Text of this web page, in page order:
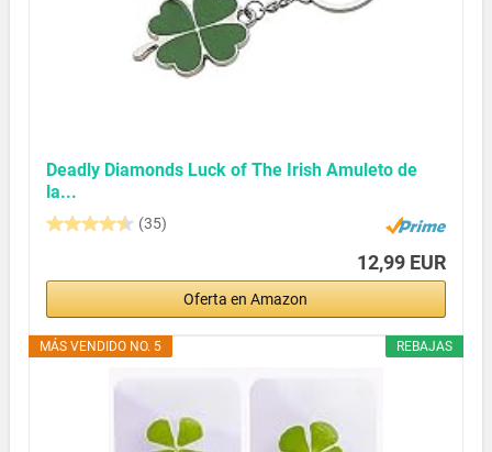
Deadly Diamonds Luck of The Irish Amuleto de
la...
(35)
12,99 EUR
Oferta en Amazon
REBAJAS
MÁS VENDIDO NO. 5